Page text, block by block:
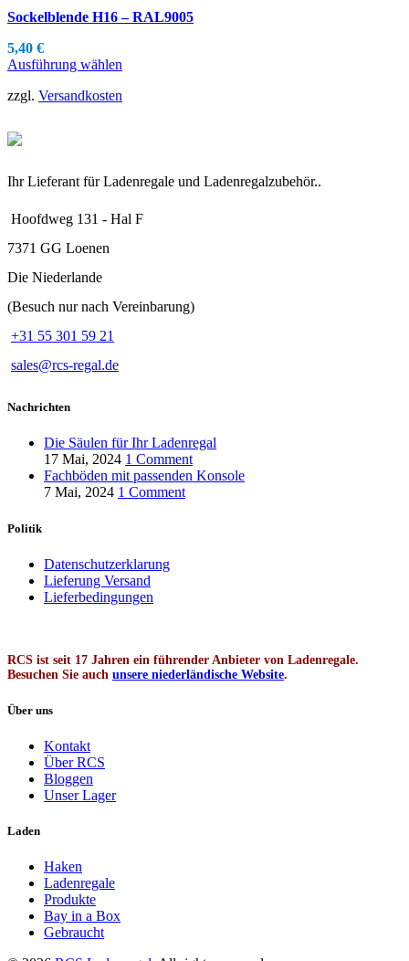
auf
gewählt
Sockelblende H16 – RAL9005
5,40 €
Ausführung wählen
weist
Optionen
auf
der
zzgl. Versandkosten
Ihr Lieferant für Ladenregale und Ladenregalzubehör..
Hoofdweg 131 - Hal F
7371 GG Loenen
Die Niederlande
(Besuch nur nach Vereinbarung)
+31 55 301 59 21
sales@rcs-regal.de
Nachrichten
Die Säulen für Ihr Ladenregal
17 Mai, 2024 1 Comment
Fachböden mit passenden Konsole
7 Mai, 2024 1 Comment
Politik
Datenschutzerklarung
Lieferung Versand
Lieferbedingungen
RCS ist seit 17 Jahren ein führender Anbieter von Ladenregale.
Besuchen Sie auch unsere niederländische Website.
Über uns
Kontakt
Über RCS
Bloggen
Unser Lager
Laden
Haken
Ladenregale
Produkte
Bay in a Box
Gebraucht